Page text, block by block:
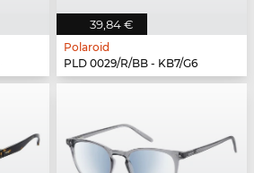
39,84 €
Polaroid
PLD 0029/R/BB - KB7/G6